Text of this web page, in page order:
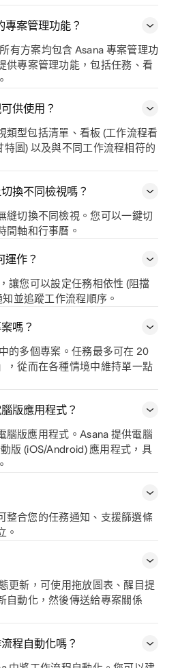
專案管理功能？
有方案均包含 Asana 專案管理功
供專案管理功能，包括任務、看
供使用？
類型包括清單、看板 (工作流程看
特圖) 以及與不同工作流程相符的
換不同檢視嗎？
縫切換不同檢視。您可以一鍵切
間軸和行事曆。
運作？
讓您可以設定任務相依性 (阻擋
並追蹤工作流程順序。
嗎？
的多個專案。任務最多可在 20
，從而在各種情境中維持單一點
版應用程式？
腦版應用程式。Asana 提供電腦
版 (iOS/Android) 應用程式，具
整合您的任務通知、支援篩選條
。
更新，可使用拖放圖表、醒目提
自動化，然後傳送給專案關係
程自動化嗎？